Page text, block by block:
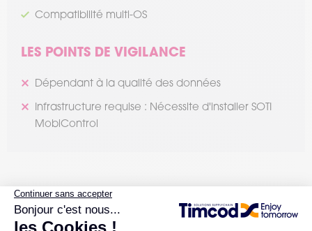
Compatibilité multi-OS
LES POINTS DE VIGILANCE
Dépendant à la qualité des données
Infrastructure requise : Nécessite d'installer SOTI
MobiControl